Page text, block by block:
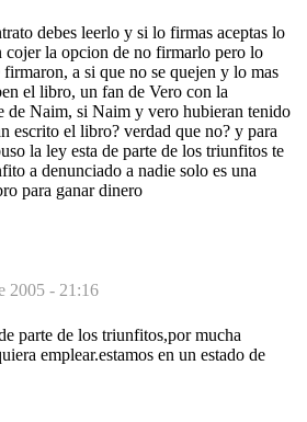
debes leerlo y si lo firmas aceptas lo
cojer la opcion de no firmarlo pero lo
a si que no se quejen y lo mas
el libro, un fan de Vero con la
de Naim, si Naim y vero hubieran tenido
escrito el libro? verdad que no? y para
la ley esta de parte de los triunfitos te
a denunciado a nadie solo es una
para ganar dinero
2005 - 21:16
parte de los triunfitos,por mucha
emplear.estamos en un estado de